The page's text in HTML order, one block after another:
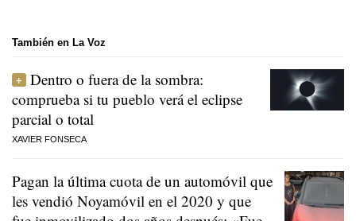
También en La Voz
Dentro o fuera de la sombra:
comprueba si tu pueblo verá el eclipse
parcial o total
XAVIER FONSECA
Pagan la última cuota de un automóvil que
les vendió Noyamóvil en el 2020 y que